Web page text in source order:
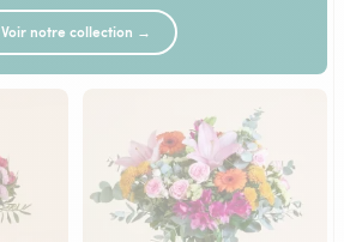
Voir notre collection →